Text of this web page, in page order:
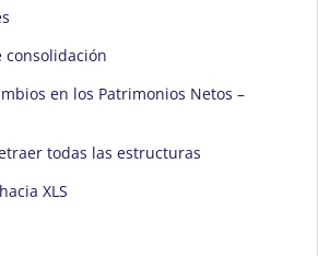
consolidación
en los Patrimonios Netos –
todas las estructuras
XLS